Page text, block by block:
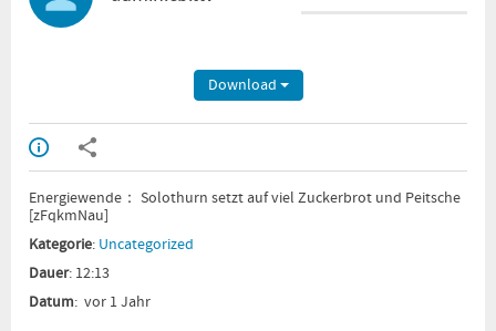
Download
Energiewende： Solothurn setzt auf viel Zuckerbrot und Peitsche
[zFqkmNau]
Kategorie: Uncategorized
Dauer: 12:13
Datum: vor 1 Jahr